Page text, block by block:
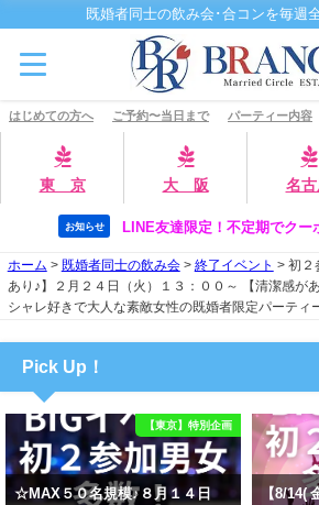
既婚者同士の飲み会･合コンを毎週
はじめての方へ ご予約〜当日まで パーティー内容
東 京 大 阪 名古
お知らせ LINE友達限定！不定期でクー
ホーム > 既婚者同士の飲み会> 終了イベント > 初２
あり♪】２月２４日（火）１３：００～ 【清潔感が
シャレ好きで大人な素敵女性の既婚者限定パーティ
Pick Up！
【東京】特別企画
☆MAX５０名規模♪８月１４日
【8/14(